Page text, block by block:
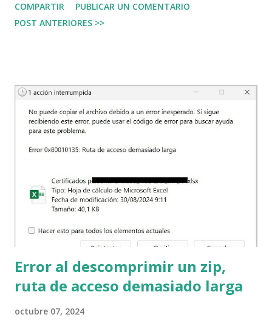
recursos y bienes necesita una organización de otra
externa. Sin importar si es una empresa privada, una
propios servicios. ¿Qué tipos de recursos necesita la
organización? Insumos y bienes generales: En la empresa
se necesita papel, bolígrafos, grapas, tinta, café, carpetas, y
otros insumos que son necesarios e importantes pero que
de dónde vienen o dónde se almacenan. Hay otros posibles
insumos y bienes como la electricidad, los teléfonos,
Internet, quizá el metro y el autobús; estos...
COMPARTIR
PUBLICAR UN COMENTARIO
POST ANTERIORES >>
Error al descomprimir un zip,
ruta de acceso demasiado larga
octubre 07, 2024